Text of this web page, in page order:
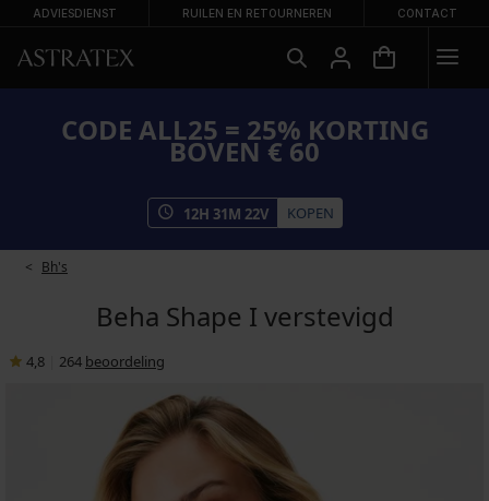
ADVIESDIENST RUILEN EN RETOURNEREN CONTACT
CODE ALL25 = 25% KORTING
BOVEN € 60
12H 31M 22V KOPEN
Bh's
Beha Shape I verstevigd
4,8 264 beoordeling